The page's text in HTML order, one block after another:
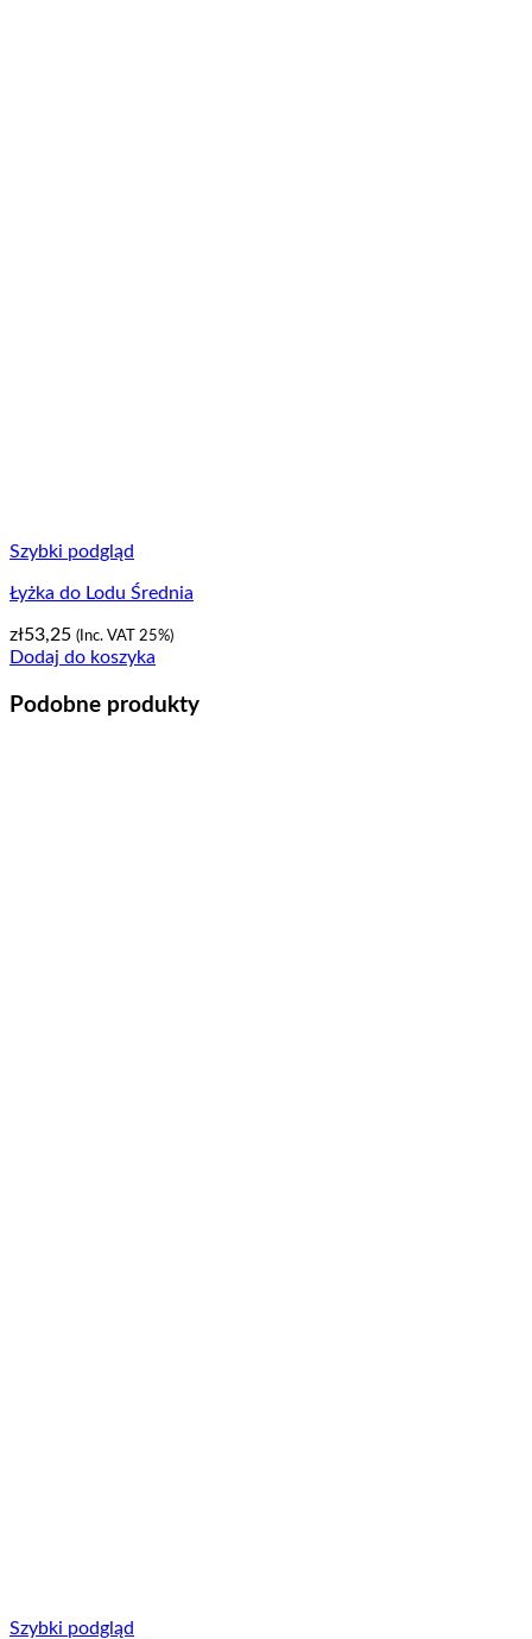
Szybki podgląd
Łyżka do Lodu Średnia
zł53,25 (Inc. VAT 25%)
Dodaj do koszyka
Podobne produkty
Szybki podgląd